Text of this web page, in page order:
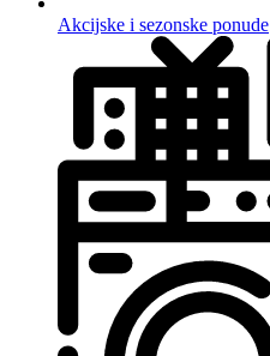
Akcijske i sezonske ponude